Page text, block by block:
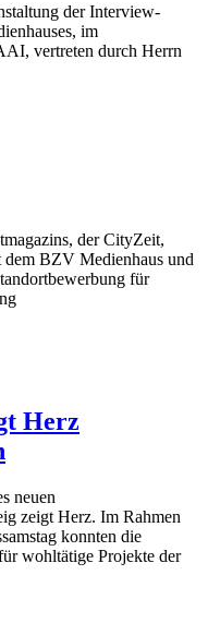
der Interview-
im
vertreten durch Herrn
der CityZeit,
BZV Medienhaus und
für
Herz
neuen
zeigt Herz. Im Rahmen
konnten die
wohltätige Projekte der